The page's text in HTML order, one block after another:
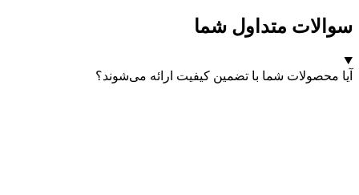
سوالات متداول شما
آیا محصولات شما با تضمین کیفیت ارائه می‌شوند؟